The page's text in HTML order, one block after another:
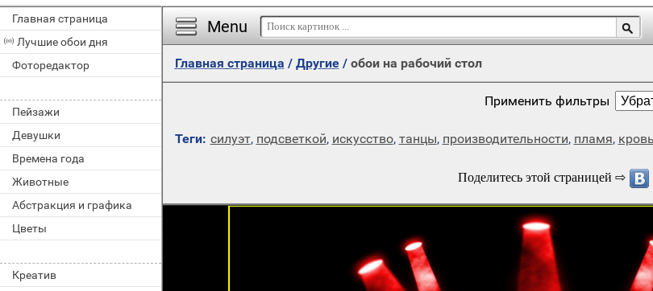
Главная страница
Лучшие обои дня
Фоторедактор
Пейзажи
Девушки
Времена года
Животные
Абстракция и графика
Цветы
Креатив
Menu
Главная страница / Другие/ обои на рабочий стол
Применить фильтры
Теги: силуэт, подсветкой, искусство, танцы, производительности, пламя, кровь